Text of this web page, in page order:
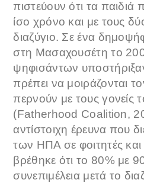
πιστεύουν ότι τα παιδιά
ίσο χρόνο και με τους
διαζύγιο. Σε ένα
στη Μασαχουσέτη το
ψηφισάντων
πρέπει να μοιράζονται
περνούν με τους γονείς
(Fatherhood Coalition,
αντίστοιχη έρευνα που
των ΗΠΑ σε φοιτητές και
βρέθηκε ότι το 80% με
συνεπιμέλεια μετά το